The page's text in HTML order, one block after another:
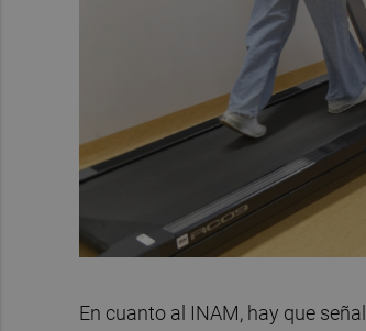
En cuanto al INAM, hay que